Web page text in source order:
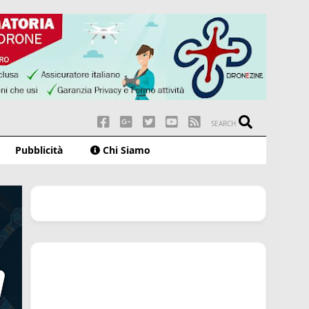
SEARCH
Pubblicità Chi Siamo